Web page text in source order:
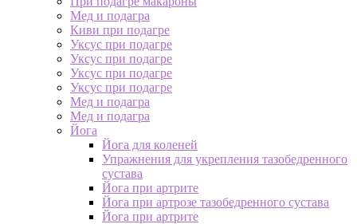
Мед и подагра
Киви при подагре
Уксус при подагре
Уксус при подагре
Уксус при подагре
Уксус при подагре
Мед и подагра
Мед и подагра
Йога
Йога для коленей
Упражнения для укрепления тазобедренного
сустава
Йога при артрите
Йога при артрозе тазобедренного сустава
Йога при артрите